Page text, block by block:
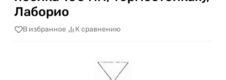
Лаборио
В избранное К сравнению